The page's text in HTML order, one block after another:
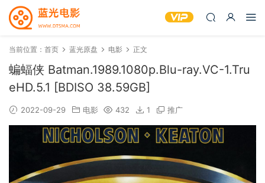
当前位置： 首页 蓝光原盘 电影 正文
蝙蝠侠 Batman.1989.1080p.Blu-ray.VC-1.Tru
eHD.5.1 [BDISO 38.59GB]
2022-09-29 电影 432 1 推广